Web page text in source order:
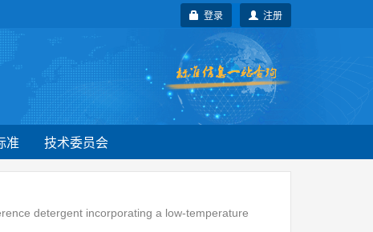
注册
登录
准 技术委员会
detergent incorporating a low-temperature